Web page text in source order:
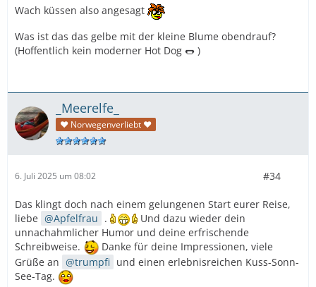
Wach küssen also angesagt
Was ist das das gelbe mit der kleine Blume obendrauf?
(Hoffentlich kein moderner Hot Dog 🌭 )
_Meerelfe_
♥ Norwegenverliebt ♥
6. Juli 2025 um 08:02 #34
Das klingt doch nach einem gelungenen Start eurer Reise,
liebe
Apfelfrau .
Und dazu wieder dein
unnachahmlicher Humor und deine erfrischende
Schreibweise.
Danke für deine Impressionen, viele
Grüße an
trumpfi und einen erlebnisreichen Kuss-Sonn-
See-Tag.